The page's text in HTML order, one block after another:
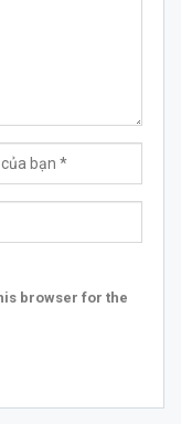
browser for the